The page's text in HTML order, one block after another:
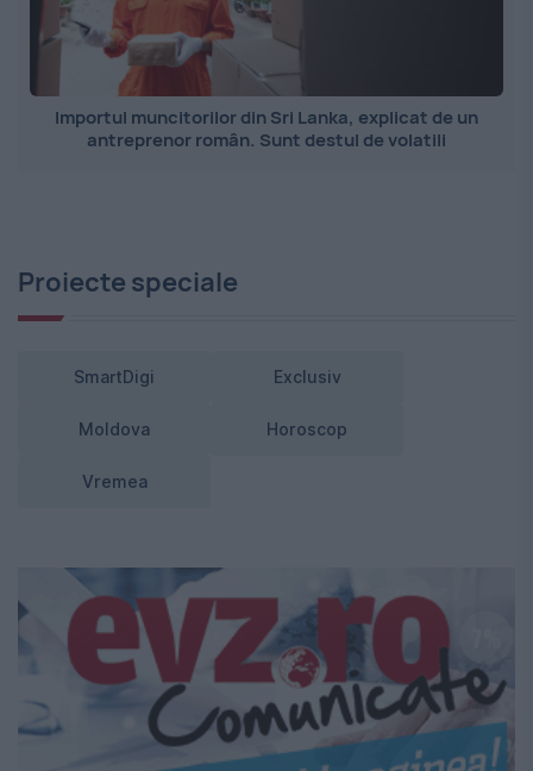
Importul muncitorilor din Sri Lanka, explicat de un
antreprenor român. Sunt destul de volatili
Proiecte speciale
SmartDigi Exclusiv
Moldova Horoscop
Vremea